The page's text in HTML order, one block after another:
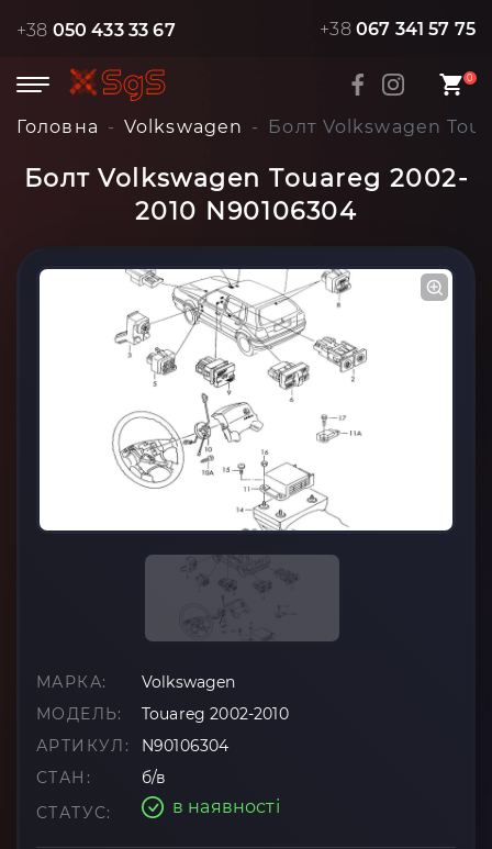
+38 050 433 33 67 +38 067 341 57 75
0
Головна Volkswagen Болт Volkswagen
Болт Volkswagen Touareg 2002-
2010 N90106304
МАРКА:
Volkswagen
МОДЕЛЬ:
Touareg 2002-2010
АРТИКУЛ:
N90106304
СТАН:
б/в
СТАТУС:
в наявності